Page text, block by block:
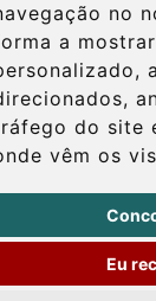
no
a
do site
vêm os
Eu
Payment